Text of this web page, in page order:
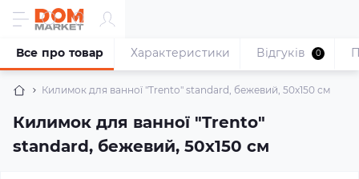
Килимок для ванної "Trento" standard, бежевий, 50х150 см
Килимок для ванної "Trento"
standard, бежевий, 50х150 см
Все про товар Характеристики Відгуків 0